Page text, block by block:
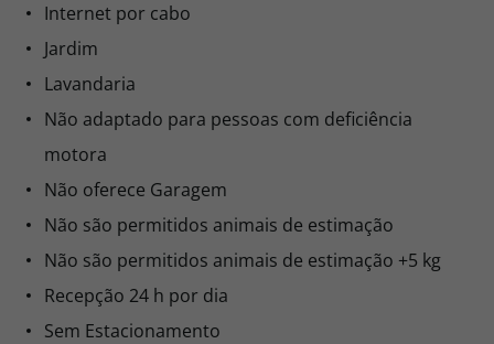
Internet por cabo
Jardim
Lavandaria
Não adaptado para pessoas com deficiência
motora
Não oferece Garagem
Não são permitidos animais de estimação
Não são permitidos animais de estimação +5 kg
Recepção 24 h por dia
Sem Estacionamento